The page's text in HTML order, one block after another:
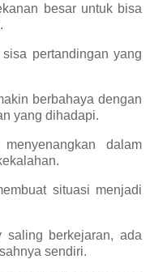
besar untuk bisa
pertandingan yang
berbahaya dengan
yang dihadapi.
dalam
situasi menjadi
saling berkejaran, ada
sendiri.